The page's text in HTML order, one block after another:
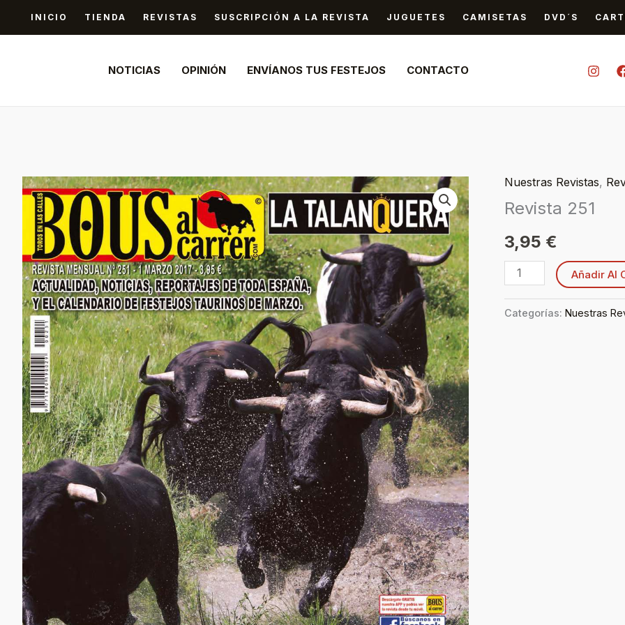
INICIO TIENDA REVISTAS SUSCRIPCIÓN A LA REVISTA JUGUETES CAMISETAS DVD´S
NOTICIAS OPINIÓN ENVÍANOS TUS FESTEJOS CONTACTO
Nuestras Revistas,
Revista 251
3,95 €
Revista
251
Añadir Al
Categorías:Nuestras